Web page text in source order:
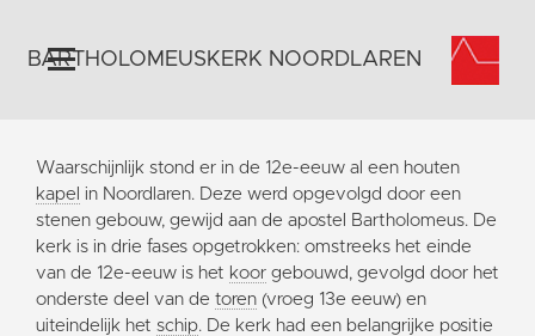
Home
Algemeen
Historie
Omgeving
Activiteiten
BARTHOLOMEUSKERK NOORDLAREN
Waarschijnlijk stond er in de 12e-eeuw al een houten
kapel in Noordlaren. Deze werd opgevolgd door een
stenen gebouw, gewijd aan de apostel Bartholomeus. De
kerk is in drie fases opgetrokken: omstreeks het einde
van de 12e-eeuw is het koor gebouwd, gevolgd door het
onderste deel van de toren (vroeg 13e eeuw) en
uiteindelijk het schip. De kerk had een belangrijke positie